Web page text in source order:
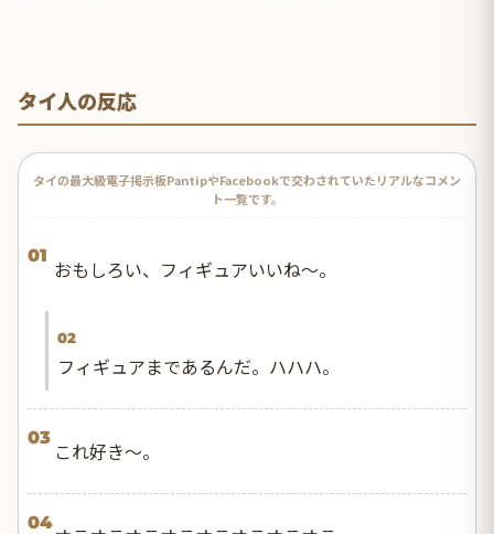
タイ人の反応
タイの最大級電子掲示板PantipやFacebookで交わされていたリアルなコメン
ト一覧です。
01
おもしろい、フィギュアいいね〜。
02
フィギュアまであるんだ。ハハハ。
03
これ好き〜。
04